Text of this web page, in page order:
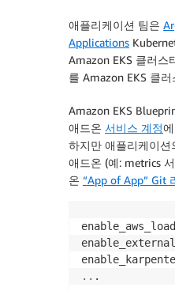
애플리케이션 팀은
Applications
Amazon EKS 클러스
를 Amazon EKS 클
Amazon EKS
애드온 서비스 계정
하지만 애플리케이
애드온 (예: metrics
온 “App of App” Git
.. .